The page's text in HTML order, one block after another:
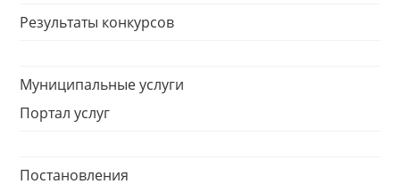
Результаты конкурсов
Муниципальные услуги
Портал услуг
Постановления